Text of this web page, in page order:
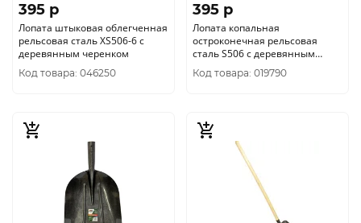
395 p
Лопата штыковая облегченная
рельсовая сталь XS506-6 с
деревянным черенком
Код товара: 046250
395 p
Лопата копальная
остроконечная рельсовая
сталь S506 с деревянным
черенком
Код товара: 019790